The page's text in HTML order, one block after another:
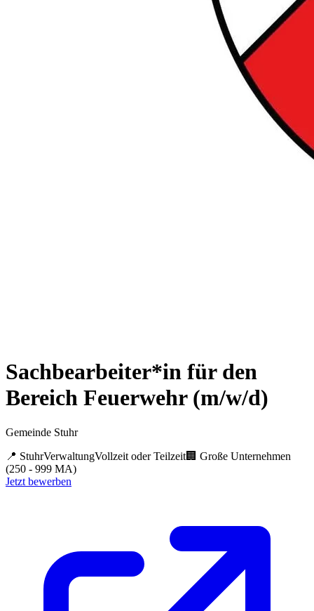
Sachbearbeiter*in für den
Bereich Feuerwehr (m/w/d)
Gemeinde Stuhr
📍 StuhrVerwaltungVollzeit oder Teilzeit🏢 Große Unternehmen
(250 - 999 MA)
Jetzt bewerben